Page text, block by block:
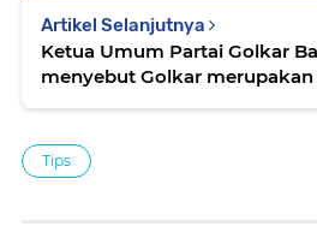
Artikel Selanjutnya
Ketua Umum Partai Golkar
menyebut Golkar
Tips